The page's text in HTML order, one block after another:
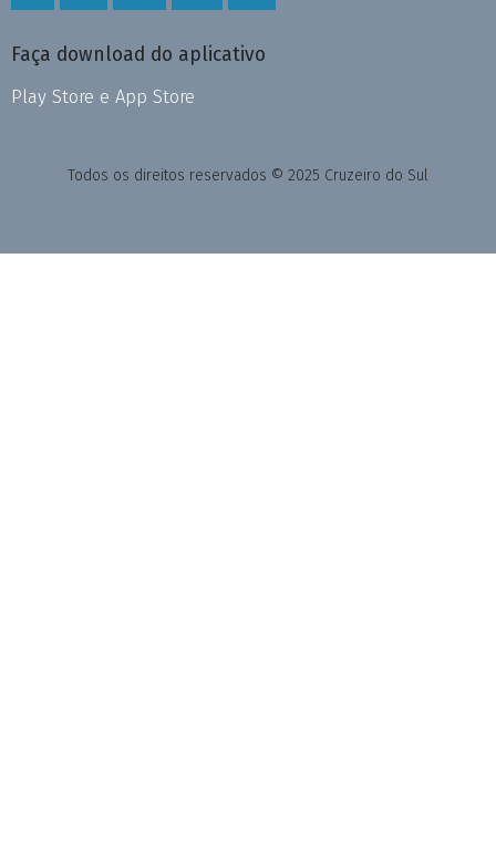
Faça download do aplicativo
Play Store e App Store
Todos os direitos reservados © 2025 Cruzeiro do Sul